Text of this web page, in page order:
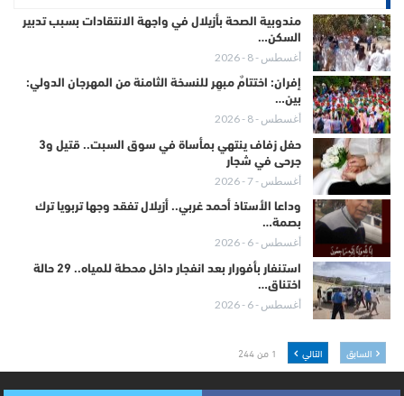
مندوبية الصحة بأزيلال في واجهة الانتقادات بسبب تدبير
السكن…
أغسطس - 8 - 2026
إفران: اختتامٌ مبهِر للنسخة الثامنة من المهرجان الدولي:
بين…
أغسطس - 8 - 2026
حفل زفاف ينتهي بمأساة في سوق السبت.. قتيل و3
جرحى في شجار
أغسطس - 7 - 2026
وداعا الأستاذ أحمد غربي.. أزيلال تفقد وجها تربويا ترك
بصمة…
أغسطس - 6 - 2026
استنفار بأفورار بعد انفجار داخل محطة للمياه.. 29 حالة
اختناق…
أغسطس - 6 - 2026
السابق التالي 1 من 244